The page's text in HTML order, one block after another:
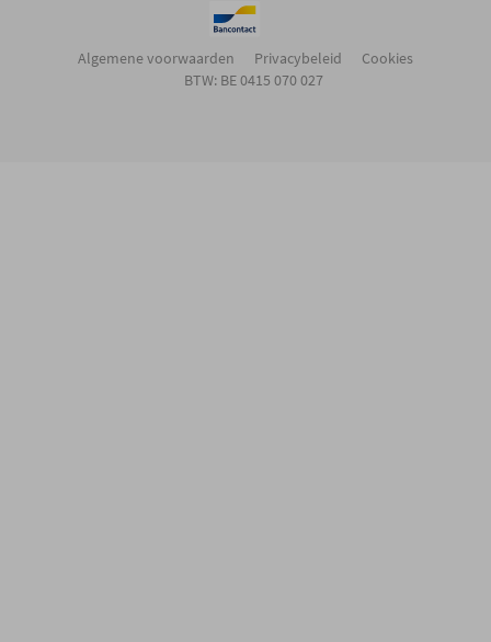
Algemene voorwaarden Privacybeleid
Cookies
BTW: BE 0415 070 027